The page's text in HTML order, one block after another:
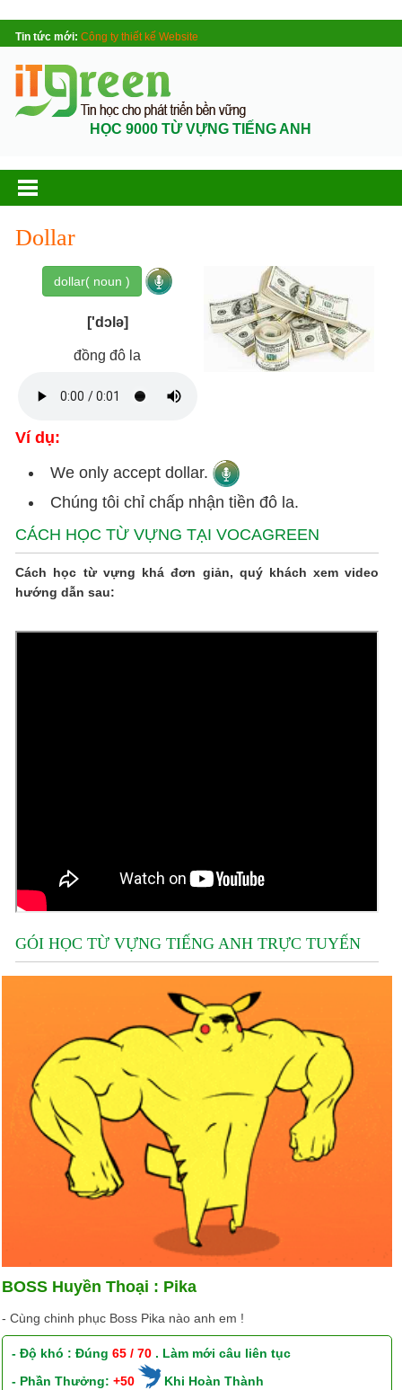
Tin tức mới: Công ty thiết kế Website
HỌC 9000 TỪ VỰNG TIẾNG ANH
Dollar
dollar( noun )
['dɔlə]
đồng đô la
Ví dụ:
We only accept dollar.
Chúng tôi chỉ chấp nhận tiền đô la.
CÁCH HỌC TỪ VỰNG TẠI VOCAGREEN
Cách học từ vựng khá đơn giản, quý khách xem video
hướng dẫn sau:
GÓI HỌC TỪ VỰNG TIẾNG ANH TRỰC TUYẾN
BOSS Huyền Thoại : Pika
- Cùng chinh phục Boss Pika nào anh em !
- Độ khó : Đúng65 / 70 . Làm mới câu liên tục
- Phần Thưởng:+50
Khi Hoàn Thành